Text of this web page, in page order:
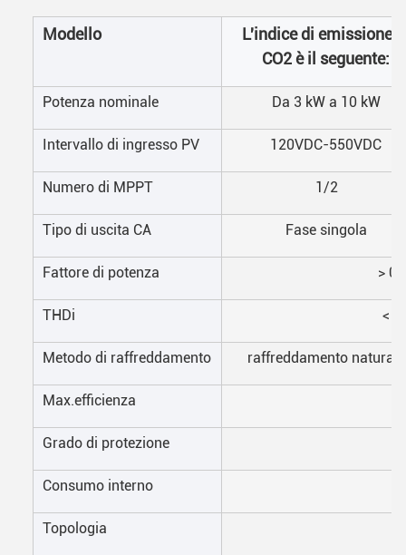
Modello
L'indice di emissione
CO2 è il seguente:
Potenza nominale Da 3 kW a 10 kW
Intervallo di ingresso PV 120VDC-550VDC
Numero di MPPT 1/2
Tipo di uscita CA Fase singola
Fattore di potenza >
THDi <
Metodo di raffreddamento raffreddamento naturale
Max.efficienza
Grado di protezione
Consumo interno
Topologia